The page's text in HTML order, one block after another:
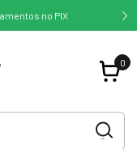
no PIX
0